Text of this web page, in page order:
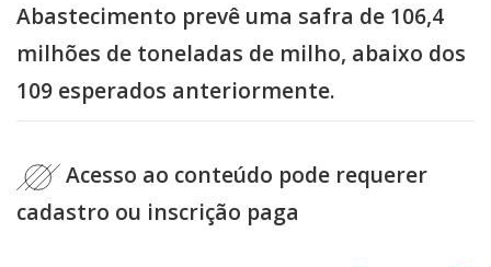
Abastecimento prevê uma safra de 106,4
milhões de toneladas de milho, abaixo dos
109 esperados anteriormente.
Acesso ao conteúdo pode requerer
cadastro ou inscrição paga